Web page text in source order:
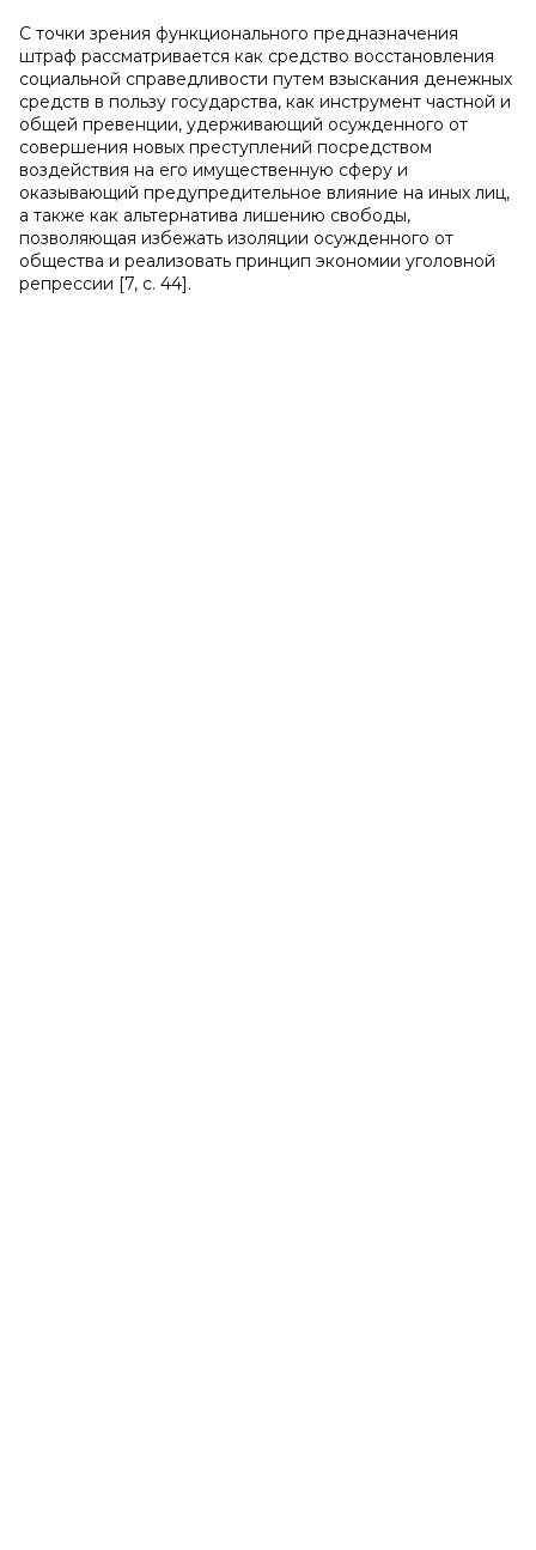
С точки зрения функционального предназначения
штраф рассматривается как средство восстановления
социальной справедливости путем взыскания денежных
средств в пользу государства, как инструмент частной и
общей превенции, удерживающий осужденного от
совершения новых преступлений посредством
воздействия на его имущественную сферу и
оказывающий предупредительное влияние на иных лиц,
а также как альтернатива лишению свободы,
позволяющая избежать изоляции осужденного от
общества и реализовать принцип экономии уголовной
репрессии [7, с. 44].